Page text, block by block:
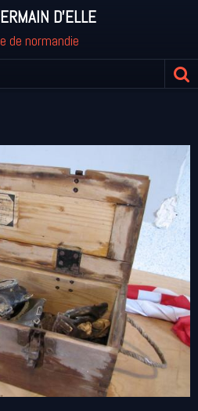
D'ELLE
de normandie